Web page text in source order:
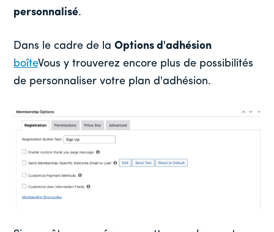
personnalisé.
Dans le cadre de laOptions d'adhésion
boîteVous y trouverez encore plus de possibilités
de personnaliser votre plan d'adhésion.